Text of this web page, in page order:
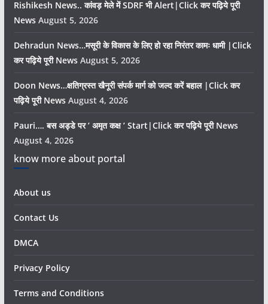
Rishikesh News.. कांवड़ मेले में SDRF भी Alert|Click कर पढ़िये पूरी
News August 5, 2026
Dehradun News…मसूरी के विकास के लिए हो रहा निरंतर कामः धामी |Click
कर पढ़िये पूरी News August 5, 2026
Doon News…क्षतिग्रस्त खैनूरी संपर्क मार्ग को जल्द करें बहाल |Click कर
पढ़िये पूरी News August 4, 2026
Pauri…. बस अड्डे पर ’ अमृत कक्ष ’ Start|Click कर पढ़िये पूरी News
August 4, 2026
know more about portal
About us
Contact Us
DMCA
Privacy Policy
Terms and Conditions